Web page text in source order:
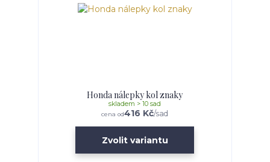
Honda nálepky kol znaky
cena od416 Kč/sad
skladem > 10 sad
Zvolit variantu